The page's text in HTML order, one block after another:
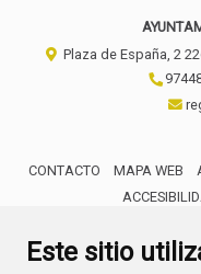
Este sitio
Plaza de España, 2
CONTACTO MAPA WEB